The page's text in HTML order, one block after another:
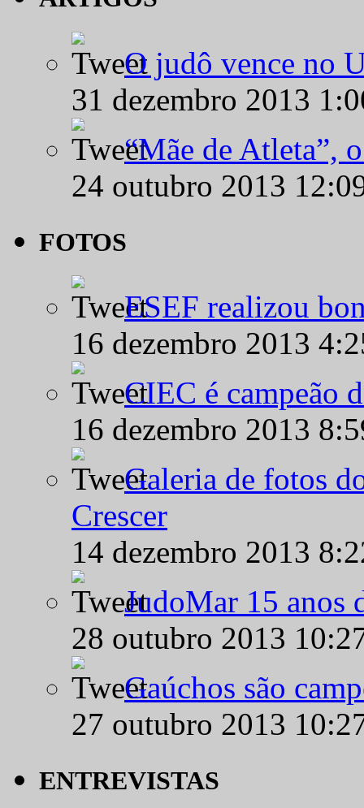
O judô vence no
31 dezembro 2013
“Mãe de Atleta”,
24 outubro 2013
FOTOS
ESEF realizou
16 dezembro 2013
CIEC é campeão
16 dezembro 2013
Galeria de fotos
Crescer
14 dezembro 2013
JudoMar 15 anos
28 outubro 2013
Gaúchos são
27 outubro 2013
ENTREVISTAS